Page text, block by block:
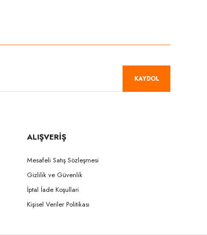
KAYDOL
ALIŞVERİŞ
Mesafeli Satış Sözleşmesi
Gizlilik ve Güvenlik
İptal İade Koşullari
Kişisel Veriler Politikası